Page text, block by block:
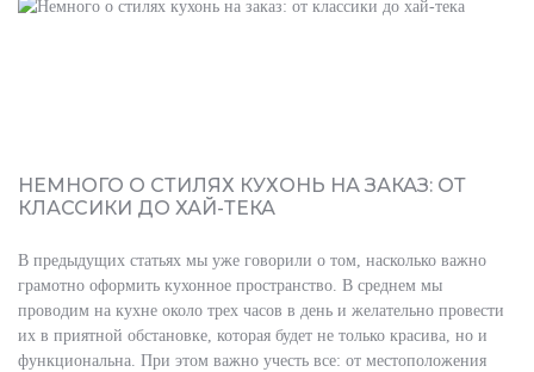
НЕМНОГО О СТИЛЯХ КУХОНЬ НА ЗАКАЗ: ОТ
КЛАССИКИ ДО ХАЙ-ТЕКА
В предыдущих статьях мы уже говорили о том, насколько важно
грамотно оформить кухонное пространство. В среднем мы
проводим на кухне около трех часов в день и желательно провести
их в приятной обстановке, которая будет не только красива, но и
функциональна. При этом важно учесть все: от местоположения